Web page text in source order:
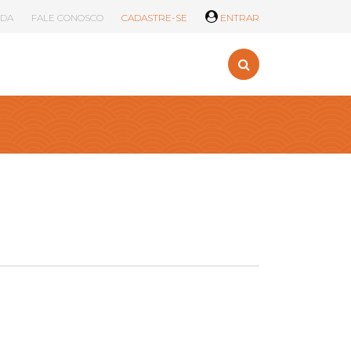
FALE CONOSCO CADASTRE-SE ENTRAR